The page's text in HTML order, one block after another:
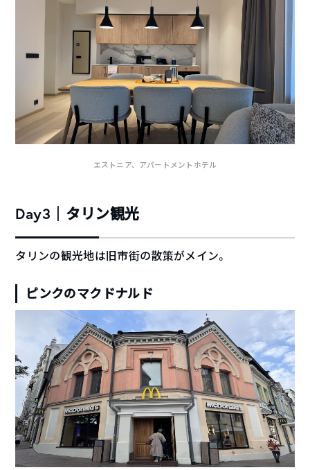
エストニア、アパートメントホテル
Day3｜タリン観光
タリンの観光地は旧市街の散策がメイン。
ピンクのマクドナルド